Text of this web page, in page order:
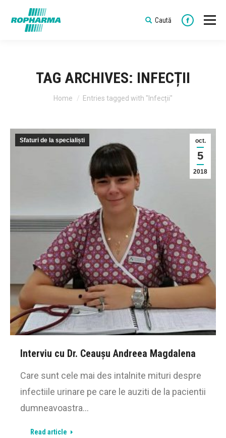
Search:
Caută
Facebook
TAG ARCHIVES: INFECȚII
You are here:
Home Entries tagged with "Infecții"
oct.
5
2018
Sfaturi de la specialiști
Interviu cu Dr. Ceaușu Andreea Magdalena
Care sunt cele mai des intalnite mituri despre
infectiile urinare pe care le auziti de la pacientii
dumneavoastra…
Read article